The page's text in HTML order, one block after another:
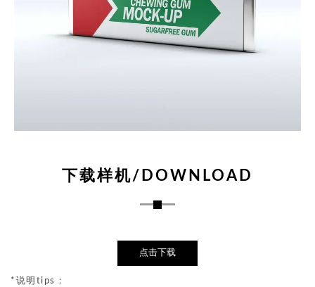
下载样机/DOWNLOAD
点击下载
*说明tips：